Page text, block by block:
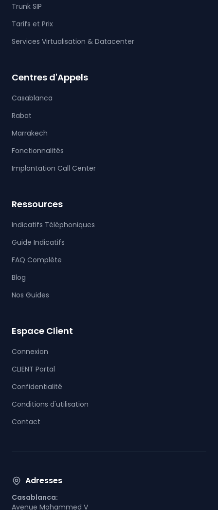
Trunk SIP
Tarifs et Prix
Services Virtualisation & Datacenter
Centres d'Appels
Casablanca
Rabat
Marrakech
Fonctionnalités
Implantation Call Center
Ressources
Indicatifs Téléphoniques
Guide Indicatifs
FAQ Complète
Blog
Nos Guides
Espace Client
Connexion
CLIENT Portal
Confidentialité
Conditions d'utilisation
Contact
Adresses
Casablanca:
Avenue Mohammed V